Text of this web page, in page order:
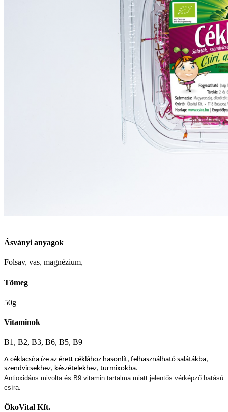
Ásványi anyagok
Folsav, vas, magnézium,
Tömeg
50g
Vitaminok
B1, B2, B3, B6, B5, B9
A céklacsíra íze az érett céklához hasonlít, felhasználható salátákba,
szendvicsekhez, készételekhez, turmixokba.
Antioxidáns mivolta és B9 vitamin tartalma miatt jelentős vérképző hatású
csíra.
ÖkoVital Kft.